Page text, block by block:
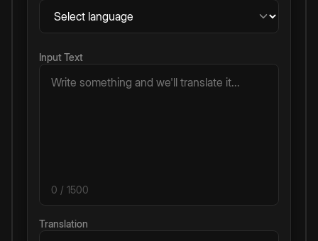
Input Text
0 / 1500
Translation